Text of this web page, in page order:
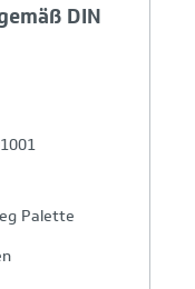
DIN
Palette